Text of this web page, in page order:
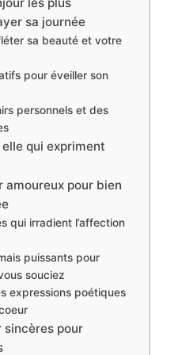
sa journée
sa beauté et votre
pour éveiller son
personnels et des
qui expriment
amoureux pour bien
qui irradient l’affection
puissants pour
souciez
expressions poétiques
sincères pour